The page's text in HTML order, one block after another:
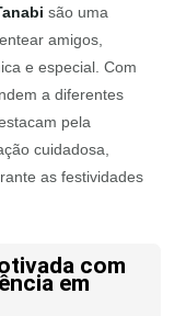
são uma
amigos,
e especial. Com
a diferentes
pela
cuidadosa,
as festividades
com
em